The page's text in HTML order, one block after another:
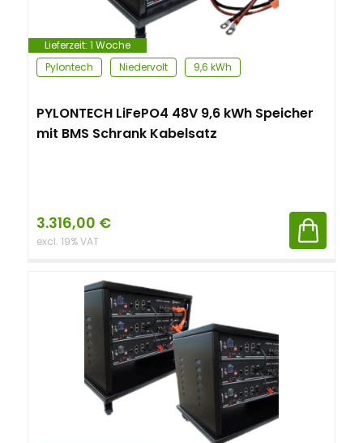
Lieferzeit: 1 Woche
Pylontech
Niedervolt 9,6 kWh
PYLONTECH LiFePO4 48V 9,6 kWh Speicher
mit BMS Schrank Kabelsatz
3.316,00 €
excl. 19% VAT